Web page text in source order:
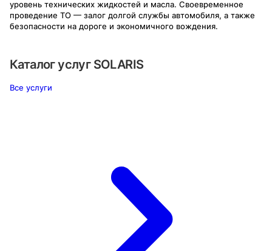
уровень технических жидкостей и масла. Своевременное
проведение ТО — залог долгой службы автомобиля, а также
безопасности на дороге и экономичного вождения.
Каталог услуг SOLARIS
Все услуги